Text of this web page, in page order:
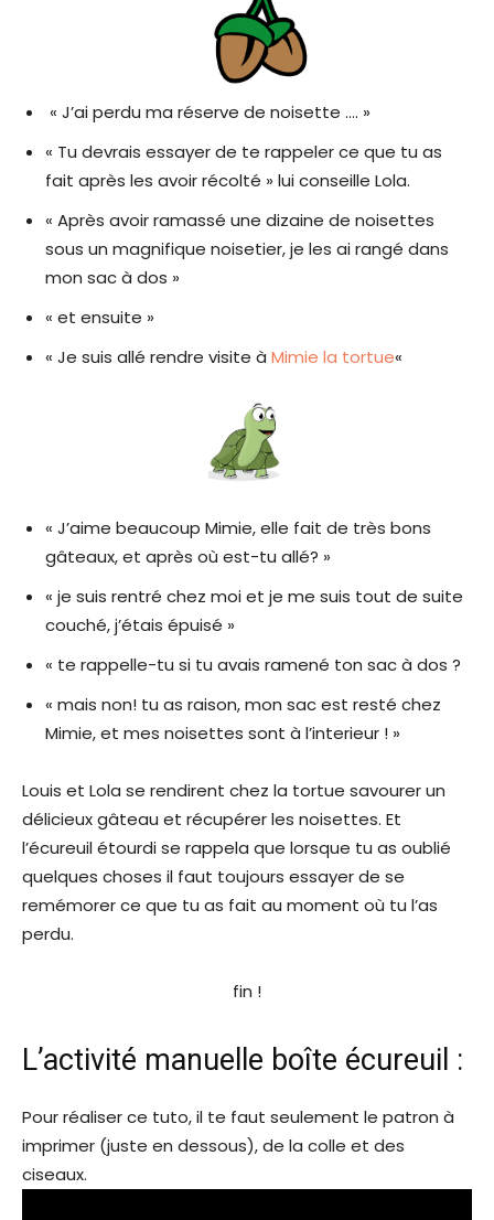
« J’ai perdu ma réserve de noisette …. »
« Tu devrais essayer de te rappeler ce que tu as
fait après les avoir récolté » lui conseille Lola.
« Après avoir ramassé une dizaine de noisettes
sous un magnifique noisetier, je les ai rangé dans
mon sac à dos »
« et ensuite »
« Je suis allé rendre visite à Mimie la tortue«
« J’aime beaucoup Mimie, elle fait de très bons
gâteaux, et après où est-tu allé? »
« je suis rentré chez moi et je me suis tout de suite
couché, j’étais épuisé »
« te rappelle-tu si tu avais ramené ton sac à dos ?
« mais non! tu as raison, mon sac est resté chez
Mimie, et mes noisettes sont à l’interieur ! »
Louis et Lola se rendirent chez la tortue savourer un
délicieux gâteau et récupérer les noisettes. Et
l’écureuil étourdi se rappela que lorsque tu as oublié
quelques choses il faut toujours essayer de se
remémorer ce que tu as fait au moment où tu l’as
perdu.
fin !
L’activité manuelle boîte écureuil :
Pour réaliser ce tuto, il te faut seulement le patron à
imprimer (juste en dessous), de la colle et des
ciseaux.